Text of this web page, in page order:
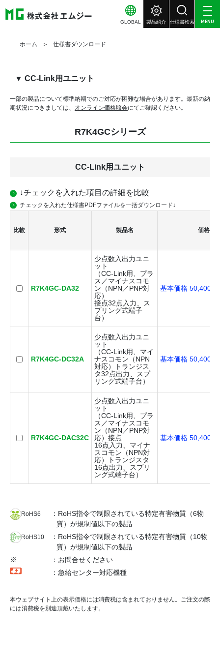
GLOBAL 製品紹介 仕様書検索 MENU
ホーム 仕様書ダウンロード
▼ CC-Link用ユニット
一部の製品について標準納期でのご対応が困難な場合があります。 最新の納
期状況につきましては、 オンライン価格照会にてご確認ください。
R7K4GCシリーズ
CC-Link用ユニット
↓チェックを入れた項目の詳細を比較
チェックを入れた仕様書PDFファイルを一括ダウンロード↓
比較 形式 製品名 価格
R7K4GC-DA32
少点数入出力ユニ
ット
（CC-Link用、プラ
ス／マイナスコモ
ン（NPN／PNP対
応）
接点32点入力、ス
プリング式端子
台）
基本価格 50,400円
R7K4GC-DC32A
少点数入出力ユニ
ット
（CC-Link用、マイ
ナスコモン（NPN
対応）トランジス
タ32点出力、スプ
リング式端子台）
基本価格 50,400円
R7K4GC-DAC32C
少点数入出力ユニ
ット
（CC-Link用、プラ
ス／マイナスコモ
ン（NPN／PNP対
応）接点
16点入力、マイナ
スコモン（NPN対
応）トランジスタ
16点出力、スプリ
ング式端子台）
基本価格 50,400円
RoHS6
：RoHS指令で制限されている特定有害物質（6物
質）が規制値以下の製品
RoHS10
：RoHS指令で制限されている特定有害物質（10物
質）が規制値以下の製品
※
：お問合せください
：急給センター対応機種
本ウェブサイト上の表示価格には消費税は含まれておりません。ご注文の際
には消費税を別途頂戴いたします。